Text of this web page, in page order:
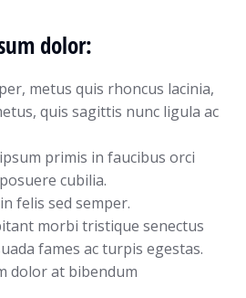
dolor:
metus quis rhoncus lacinia,
quis sagittis nunc ligula ac
primis in faucibus orci
cubilia.
felis sed semper.
morbi tristique senectus
fames ac turpis egestas.
dolor at bibendum